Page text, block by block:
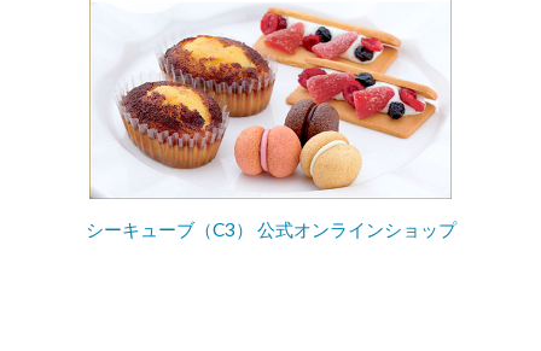
シーキューブ（C3） 公式オンラインショップ